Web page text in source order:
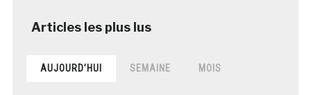
AUJOURD’HUI SEMAINE MOIS